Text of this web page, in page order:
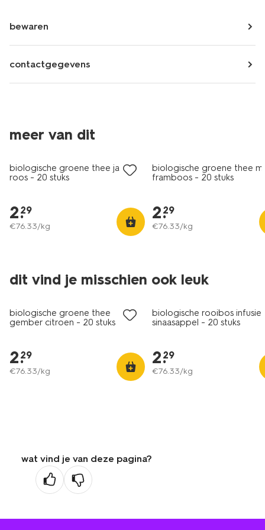
bewaren
contactgegevens
meer van dit
2 voor 3.49
met je HEMA pas
biologische groene thee jasmijn
roos - 20 stuks
2.
29
€76.33/kg
biologische groene thee
framboos - 20 stuks
2.
29
€76.33/kg
dit vind je misschien ook leuk
2 voor 3.49
met je HEMA pas
biologische groene thee
gember citroen - 20 stuks
2.
29
€76.33/kg
2 voor 3.49
met je HEMA pas
biologische rooibos infusie
sinaasappel - 20 stuks
2.
29
€76.33/kg
wat vind je van deze pagina?